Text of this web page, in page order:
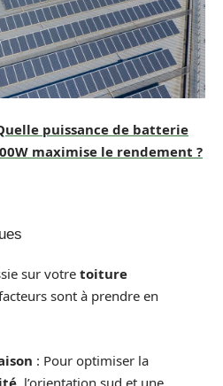
puissance de batterie
maximise le rendement ?
sur votre toiture
sont à prendre en
: Pour optimiser la
, l’orientation sud et une